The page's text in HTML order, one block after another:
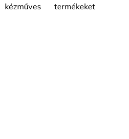
termékeket